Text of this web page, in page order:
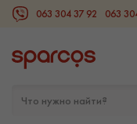
Viber063 304 37 92 063